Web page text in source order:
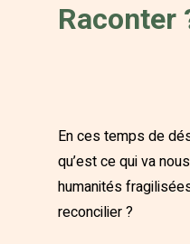
Raconter
En ces temps de
qu’est ce qui va
humanités
reconcilier ?